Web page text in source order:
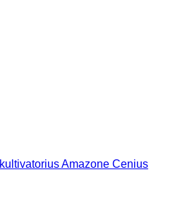
kultivatorius Amazone Cenius